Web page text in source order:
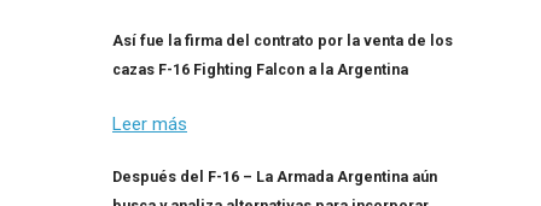
Así fue la firma del contrato por la venta de los
cazas F-16 Fighting Falcon a la Argentina
Leer más
Después del F-16 – La Armada Argentina aún